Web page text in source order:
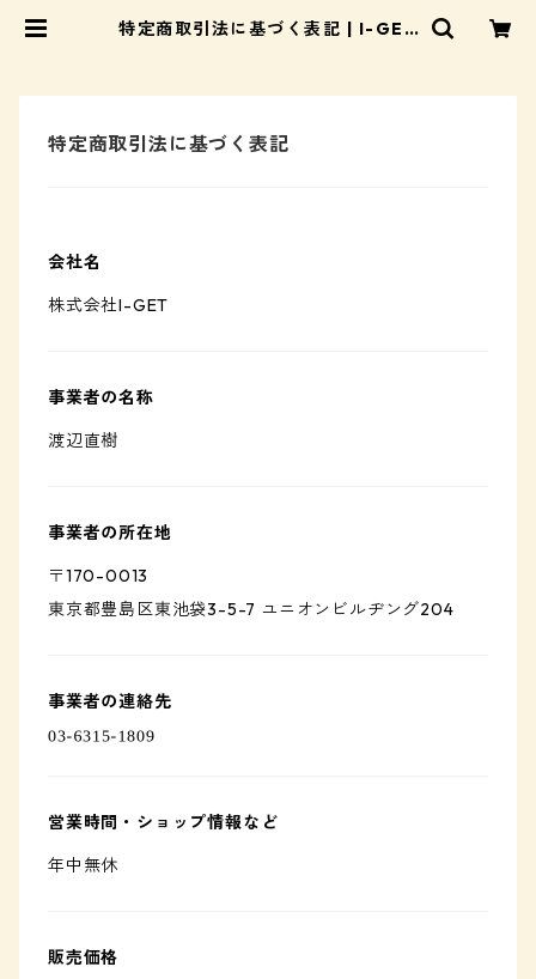
特定商取引法に基づく表記 | I-GET
特定商取引法に基づく表記
会社名
株式会社I-GET
事業者の名称
渡辺直樹
事業者の所在地
〒170-0013
東京都豊島区東池袋3-5-7 ユニオンビルヂング204
事業者の連絡先
営業時間・ショップ情報など
年中無休
販売価格